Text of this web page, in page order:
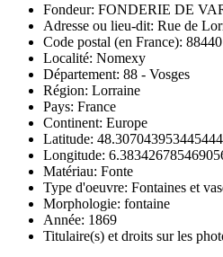
Fondeur: FONDERIE DE
Adresse ou lieu-dit: Rue de
Code postal (en France): 88440
Localité: Nomexy
Département: 88 - Vosges
Région: Lorraine
Pays: France
Continent: Europe
Latitude: 48.307043953445444
Longitude:
Matériau: Fonte
Type d'oeuvre: Fontaines et
Morphologie: fontaine
Année: 1869
Titulaire(s) et droits sur les